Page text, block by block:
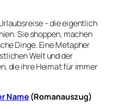
– die eigentlich
Sie shoppen, machen
Dinge. Eine Metapher
Welt und der
die ihre Heimat für immer
Name (Romanauszug)